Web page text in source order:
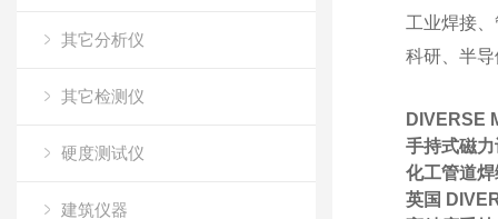
其它分析仪
其它检测仪
硬度测试仪
建筑仪器
工业焊接
科研、半
DIVERSE
手持式磁
化工管道
英国